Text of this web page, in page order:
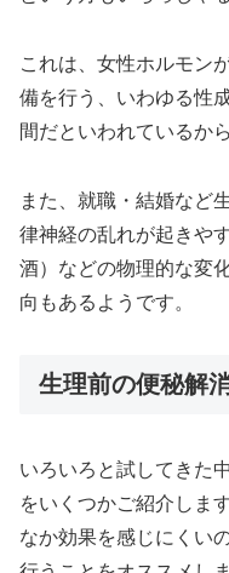
これは、女性ホルモン
備を行う、いわゆる性
間だといわれているか
また、就職・結婚など
律神経の乱れが起きや
酒）などの物理的な変
向もあるようです。
生理前の便秘解
いろいろと試してきた
をいくつかご紹介しま
なか効果を感じにくい